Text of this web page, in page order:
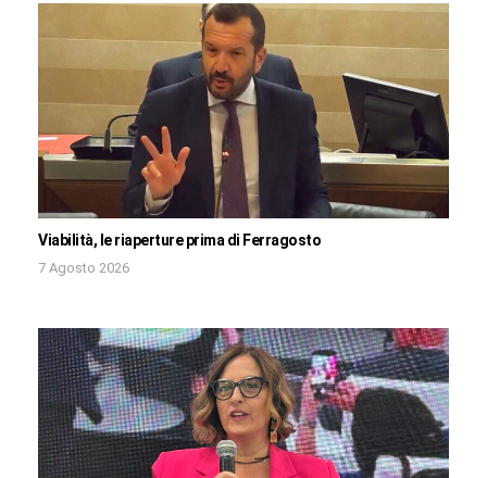
Viabilità, le riaperture prima di Ferragosto
7 Agosto 2026